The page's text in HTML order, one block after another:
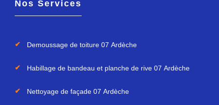
Nos Services
Demoussage de toiture 07 Ardèche
Habillage de bandeau et planche de rive 07 Ardèche
Nettoyage de façade 07 Ardèche